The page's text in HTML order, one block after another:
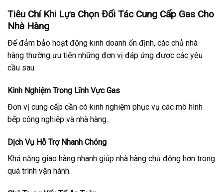
Tiêu Chí Khi Lựa Chọn Đối Tác Cung Cấp Gas Cho
Nhà Hàng
Để đảm bảo hoạt động kinh doanh ổn định, các chủ nhà
hàng thường ưu tiên những đơn vị đáp ứng được các yêu
cầu sau.
Kinh Nghiệm Trong Lĩnh Vực Gas
Đơn vị cung cấp cần có kinh nghiệm phục vụ các mô hình
bếp công nghiệp và nhà hàng.
Dịch Vụ Hỗ Trợ Nhanh Chóng
Khả năng giao hàng nhanh giúp nhà hàng chủ động hơn trong
quá trình vận hành.